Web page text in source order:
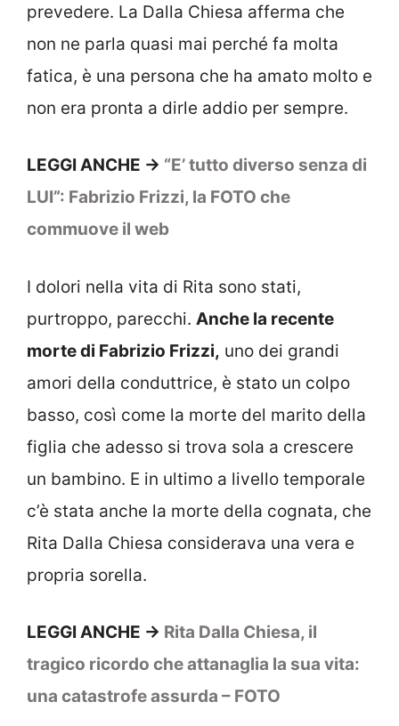
prevedere. La Dalla Chiesa afferma che
non ne parla quasi mai perché fa molta
fatica, è una persona che ha amato molto e
non era pronta a dirle addio per sempre.
LEGGI ANCHE -> “E’ tutto diverso senza di
LUI”: Fabrizio Frizzi, la FOTO che
commuove il web
I dolori nella vita di Rita sono stati,
purtroppo, parecchi. Anche la recente
morte di Fabrizio Frizzi, uno dei grandi
amori della conduttrice, è stato un colpo
basso, così come la morte del marito della
figlia che adesso si trova sola a crescere
un bambino. E in ultimo a livello temporale
c’è stata anche la morte della cognata, che
Rita Dalla Chiesa considerava una vera e
propria sorella.
LEGGI ANCHE -> Rita Dalla Chiesa, il
tragico ricordo che attanaglia la sua vita:
una catastrofe assurda – FOTO